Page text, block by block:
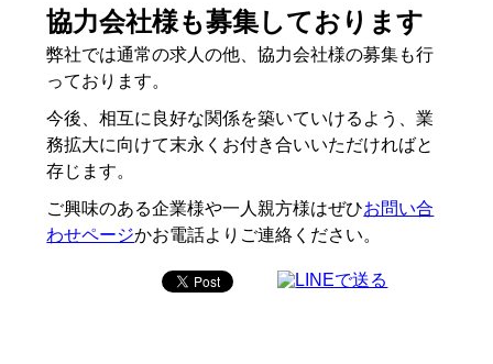
協力会社様も募集しております
弊社では通常の求人の他、協力会社様の募集も行
っております。
今後、相互に良好な関係を築いていけるよう、業
務拡大に向けて末永くお付き合いいただければと
存じます。
ご興味のある企業様や一人親方様はぜひお問い合
わせページかお電話よりご連絡ください。